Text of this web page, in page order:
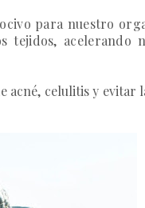
para nuestro
tejidos, acelerando
acné, celulitis y evitar